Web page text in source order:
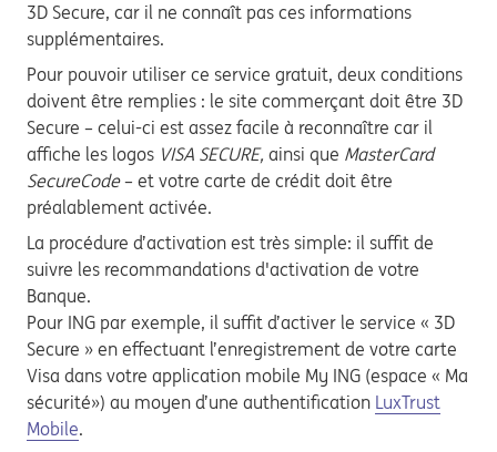
3D Secure, car il ne connaît pas ces informations
supplémentaires.
Pour pouvoir utiliser ce service gratuit, deux conditions
doivent être remplies : le site commerçant doit être 3D
Secure – celui-ci est assez facile à reconnaître car il
affiche les logos VISA SECURE, ainsi que MasterCard
SecureCode– et votre carte de crédit doit être
préalablement activée.
La procédure d’activation est très simple: il suffit de
suivre les recommandations d'activation de votre
Banque.
Pour ING par exemple, il suffit d’activer le service « 3D
Secure » en effectuant l’enregistrement de votre carte
Visa dans votre application mobile My ING (espace « Ma
sécurité») au moyen d’une authentification LuxTrust
Mobile.